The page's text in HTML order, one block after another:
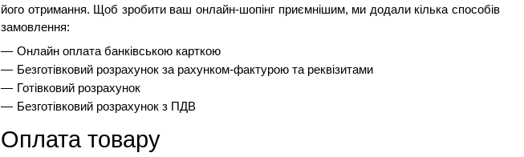
його отримання. Щоб зробити ваш онлайн-шопінг приємнішим, ми додали кілька способів
замовлення:
Онлайн оплата банківською карткою
Безготівковий розрахунок за рахунком-фактурою та реквізитами
Готівковий розрахунок
Безготівковий розрахунок з ПДВ
Оплата товару